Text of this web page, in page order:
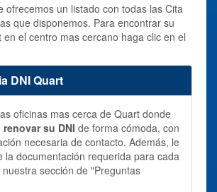
ofrecemos un listado con todas las Cita
que disponemos. Para encontrar su
en el centro mas cercano haga clic en el
DNI Quart
oficinas mas cerca de Quart donde
renovar su DNI de forma cómoda, con
necesaria de contacto. Además, le
la documentación requerida para cada
sección de "Preguntas